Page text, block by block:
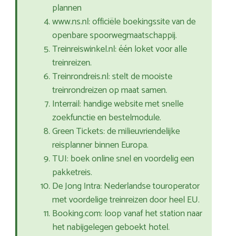
plannen
www.ns.nl: officiële boekingssite van de
openbare spoorwegmaatschappij.
Treinreiswinkel.nl: één loket voor alle
treinreizen.
Treinrondreis.nl: stelt de mooiste
treinrondreizen op maat samen.
Interrail: handige website met snelle
zoekfunctie en bestelmodule.
Green Tickets: de milieuvriendelijke
reisplanner binnen Europa.
TUI: boek online snel en voordelig een
pakketreis.
De Jong Intra: Nederlandse touroperator
met voordelige treinreizen door heel EU.
Booking.com: loop vanaf het station naar
het nabijgelegen geboekt hotel.